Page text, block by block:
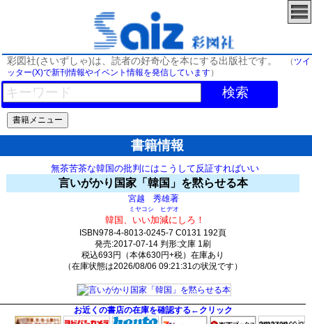
彩図社(さいずしゃ)は、読者の好奇心を本にする出版社です。 （ ツイ
ッター(X)で新刊情報やイベント情報を発信しています）
検索
書籍情報
無茶苦茶な韓国の批判にはこうして反証すればいい
言いがかり国家「韓国」を黙らせる本
宮越 秀雄著
ミヤコシ ヒデオ
韓国、いい加減にしろ！
ISBN978-4-8013-0245-7 C0131 192頁
発売:2017-07-14 判形:文庫 1刷
税込693円（本体630円+税）在庫あり
（在庫状態は2026/08/06 09:21:31の状況です）
お近くの書店の在庫を確認する←クリック